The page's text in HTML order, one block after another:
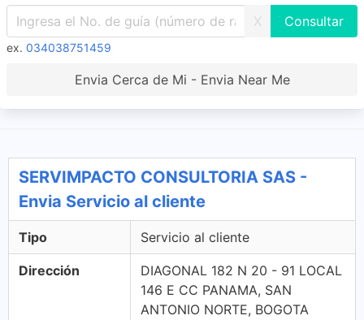
X
ex. 034038751459
Envia Cerca de Mi - Envia Near Me
SERVIMPACTO CONSULTORIA SAS -
Envia Servicio al cliente
Tipo Servicio al cliente
Dirección
DIAGONAL 182 N 20 - 91 LOCAL
146 E CC PANAMA, SAN
ANTONIO NORTE, BOGOTA